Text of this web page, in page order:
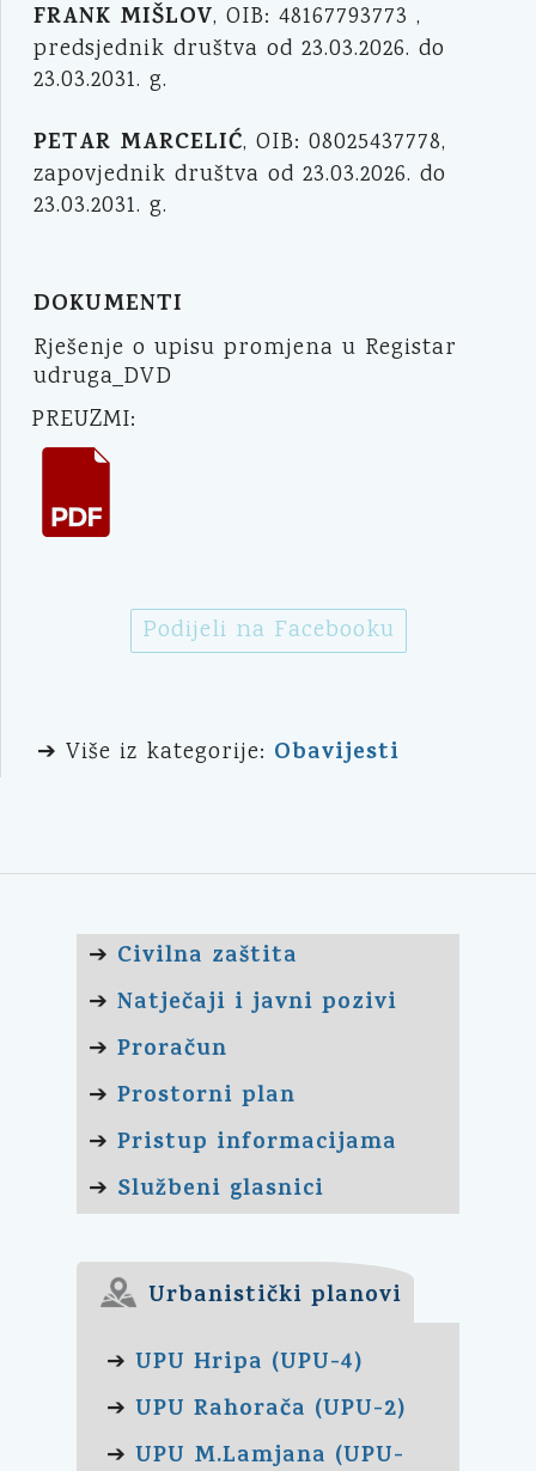
FRANK MIŠLOV, OIB: 48167793773 ,
predsjednik društva od 23.03.2026. do
23.03.2031. g.
PETAR MARCELIĆ, OIB: 08025437778,
zapovjednik društva od 23.03.2026. do
23.03.2031. g.
DOKUMENTI
Rješenje o upisu promjena u Registar
udruga_DVD
PREUZMI:
Podijeli na Facebooku
➔ Više iz kategorije: Obavijesti
➔ Civilna zaštita
➔ Natječaji i javni pozivi
➔ Proračun
➔ Prostorni plan
➔ Pristup informacijama
➔ Službeni glasnici
Urbanistički planovi
➔ UPU Hripa (UPU-4)
➔ UPU Rahorača (UPU-2)
➔ UPU M.Lamjana (UPU-